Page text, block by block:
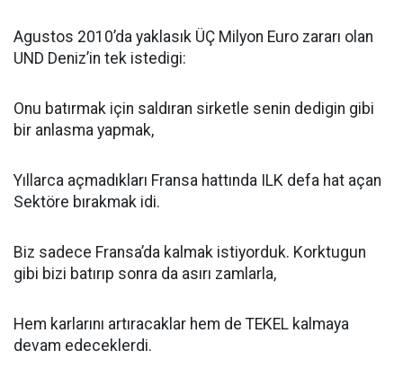
Agustos 2010’da yaklasık ÜÇ Milyon Euro zararı olan
UND Deniz’in tek istedigi:
Onu batırmak için saldıran sirketle senin dedigin gibi
bir anlasma yapmak,
Yıllarca açmadıkları Fransa hattında ILK defa hat açan
Sektöre bırakmak idi.
Biz sadece Fransa’da kalmak istiyorduk. Korktugun
gibi bizi batırıp sonra da asırı zamlarla,
Hem karlarını artıracaklar hem de TEKEL kalmaya
devam edeceklerdi.